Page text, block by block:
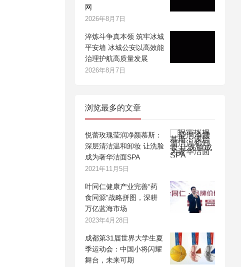
网
2026年8月7日
淬炼斗争真本领 筑牢冰城
平安墙 冰城公安以高效能
治理护航高质量发展
2026年8月7日
浏览最多的文章
悦蕾玫瑰莹润净颜慕斯：
深层清洁温和卸妆 让洗脸
成为奢华洁面SPA
2021年11月5日
叶同仁健康产业完善“药
食同源”战略拼图，深耕
万亿蓝海市场
2023年4月28日
成都第31届世界大学生夏
季运动会：中国小将闪耀
舞台，未来可期